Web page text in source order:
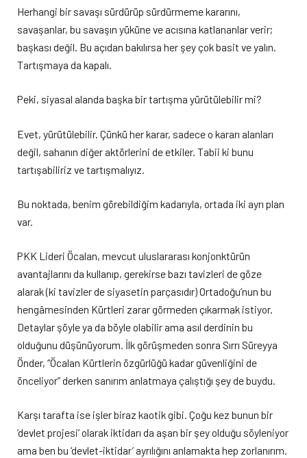
Herhangi bir savaşı sürdürüp sürdürmeme kararını,
savaşanlar, bu savaşın yüküne ve acısına katlananlar verir;
başkası değil. Bu açıdan bakılırsa her şey çok basit ve yalın.
Tartışmaya da kapalı.
Peki, siyasal alanda başka bir tartışma yürütülebilir mi?
Evet, yürütülebilir. Çünkü her karar, sadece o kararı alanları
değil, sahanın diğer aktörlerini de etkiler. Tabii ki bunu
tartışabiliriz ve tartışmalıyız.
Bu noktada, benim görebildiğim kadarıyla, ortada iki ayrı plan
var.
PKK Lideri Öcalan, mevcut uluslararası konjonktürün
avantajlarını da kullanıp, gerekirse bazı tavizleri de göze
alarak (ki tavizler de siyasetin parçasıdır) Ortadoğu’nun bu
hengâmesinden Kürtleri zarar görmeden çıkarmak istiyor.
Detaylar şöyle ya da böyle olabilir ama asıl derdinin bu
olduğunu düşünüyorum. İlk görüşmeden sonra Sırrı Süreyya
Önder, “Öcalan Kürtlerin özgürlüğü kadar güvenliğini de
önceliyor” derken sanırım anlatmaya çalıştığı şey de buydu.
Karşı tarafta ise işler biraz kaotik gibi. Çoğu kez bunun bir
‘devlet projesi’ olarak iktidarı da aşan bir şey olduğu söyleniyor
ama ben bu ‘devlet-iktidar’ ayrılığını anlamakta hep zorlanırım.